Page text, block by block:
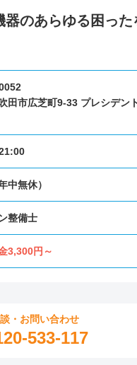
のあらゆる困った
田市広芝町9-33 プレシデン
中無休）
整備士
3,300円～
・お問い合わせ
533-117